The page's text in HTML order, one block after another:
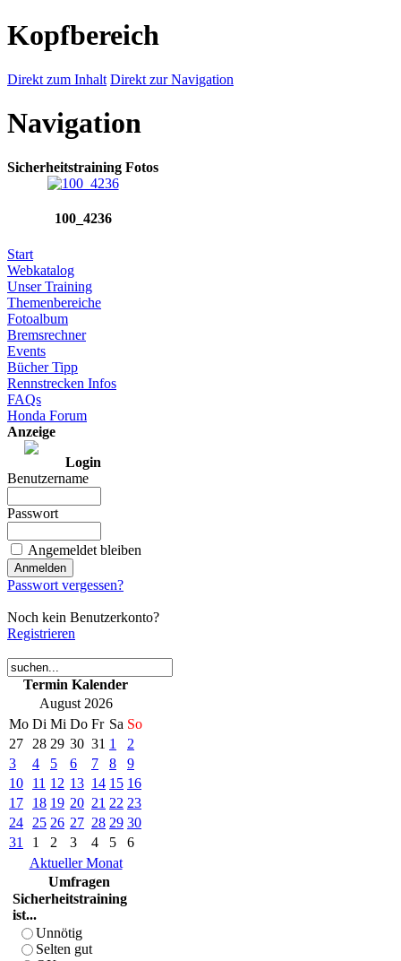
Kopfbereich
Direkt zum Inhalt Direkt zur Navigation
Navigation
Sicherheitstraining Fotos
100_4236
Start
Webkatalog
Unser Training
Themenbereiche
Fotoalbum
Bremsrechner
Events
Bücher Tipp
Rennstrecken Infos
FAQs
Honda Forum
Anzeige
Login
Benutzername
Passwort
Angemeldet bleiben
Passwort vergessen?
Noch kein Benutzerkonto?
Registrieren
Termin Kalender
August 2026
Mo Di Mi Do Fr Sa So
27
28 29 30 31 1
2
3
4 5 6 7 8
9
10
11 12 13 14 15 16
17
18 19 20 21 22 23
24
25 26 27 28 29 30
31
1 2 3 4 5
6
Aktueller Monat
Umfragen
Sicherheitstraining
ist...
Unnötig
Selten gut